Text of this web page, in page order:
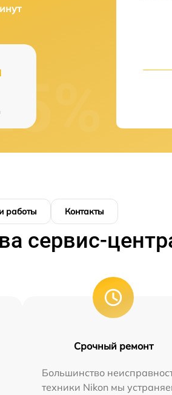
работы Контакты
сервис-
Срочный ремонт
Большинство
техники Nikon мы